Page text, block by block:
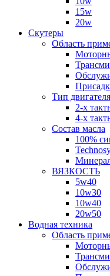
15w
20w
Скутеры
Область
Тип
2-х
4-х
Состав масла
100%
ВЯЗКОСТЬ
5w40
10w30
10w40
20w50
Водная техника
Область